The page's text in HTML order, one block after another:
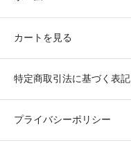
カートを見る
特定商取引法に基づく表記
プライバシーポリシー